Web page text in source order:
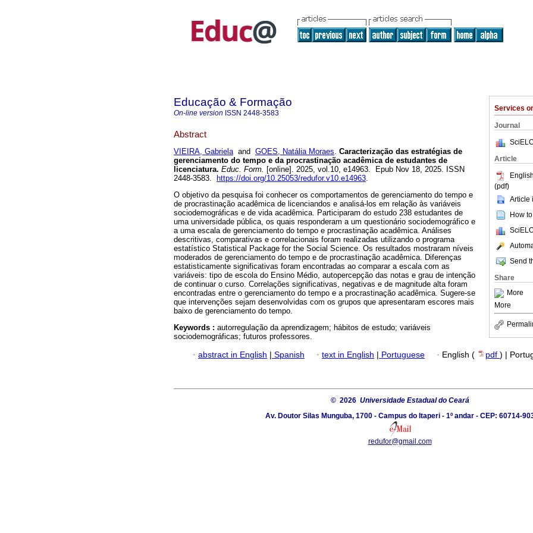
Services
Journal
Article
(pdf)
Article
How
Send
Share
More
More
Educação & Formação
On-line version ISSN 2448-3583
Abstract
VIEIRA, Gabrielaand GOES, Natália Moraes. Caracterização das estratégias de
gerenciamento do tempo e da procrastinação acadêmica de estudantes de
licenciatura. Educ. Form. [online]. 2025, vol.10, e14963. Epub Nov 18, 2025. ISSN
2448-3583.
https://doi.org/10.25053/redufor.v10.e14963.
O objetivo da pesquisa foi conhecer os comportamentos de gerenciamento do tempo e
de procrastinação acadêmica de licenciandos e analisá-los em relação às variáveis
sociodemográficas e de vida acadêmica. Participaram do estudo 238 estudantes de
uma universidade pública, os quais responderam a um questionário sociodemográfico e
a uma escala de gerenciamento do tempo e procrastinação acadêmica. Análises
descritivas, comparativas e correlacionais foram realizadas utilizando o programa
estatístico Statistical Package for the Social Science. Os resultados mostraram níveis
moderados de gerenciamento do tempo e de procrastinação acadêmica. Diferenças
estatisticamente significativas foram encontradas ao comparar a escala com as
variáveis: tipo de escola do Ensino Médio, autopercepção das notas e grau de intenção
de continuar o curso. Correlações significativas, negativas e de magnitude alta foram
encontradas entre o gerenciamento do tempo e a procrastinação acadêmica. Sugere-se
que intervenções sejam desenvolvidas com os grupos que apresentaram escores mais
baixo de gerenciamento do tempo.
Keywords : autorregulação da aprendizagem; hábitos de estudo; variáveis
sociodemográficas; futuros professores.
· abstract in English | Spanish · text in English | Portuguese · English ( pdf ) |
© 2026 Universidade Estadual do Ceará
Av. Doutor Silas Munguba, 1700 - Campus do Itaperi - 1º andar - CEP: 60714-
redufor@gmail.com